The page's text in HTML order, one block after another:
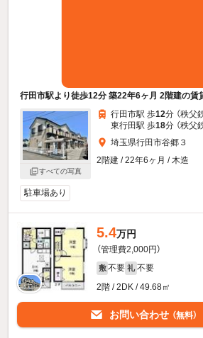
行田市駅より徒歩12分 築22年6ヶ月 2階建の賃
すべての写真
行田市駅 歩12分 （秩父
東行田駅 歩18分 （秩父
埼玉県行田市谷郷３
2階建 / 22年6ヶ月 / 木造
駐車場あり
5.4万円
（管理費2,000円）
敷 不要 礼 不要
2階 / 2DK / 49.68㎡
お問い合わせ （無料）